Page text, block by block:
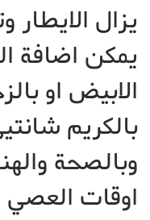
يزال الايطار
يمكن اضافة
الابيض او
بالكريم
وبالصحة
اوقات العصي